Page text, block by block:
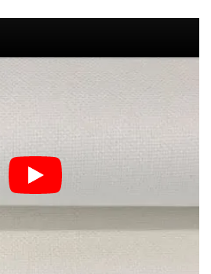
a megálmodott projekthez